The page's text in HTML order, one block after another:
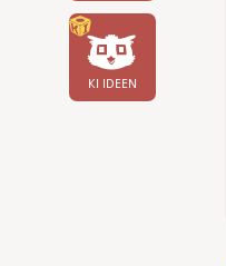
KI IDEEN